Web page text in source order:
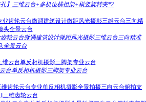
】三维云台+多机位横担架+横竖旋转夹*2
轮云台微调建筑设计微距风光摄影三维云台三向精准
全景云台
台单反相机摄影三脚架专业云台